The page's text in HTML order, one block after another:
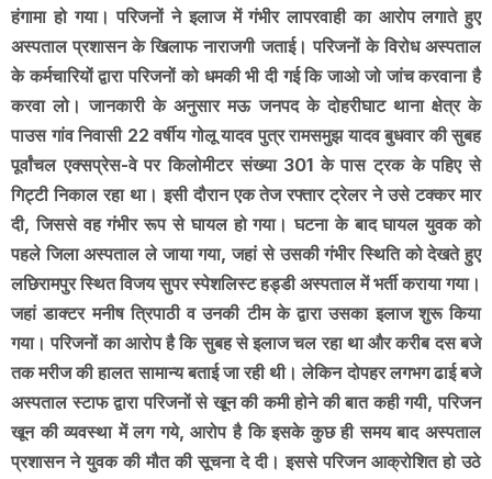
हंगामा हो गया। परिजनों ने इलाज में गंभीर लापरवाही का आरोप लगाते हुए
अस्पताल प्रशासन के खिलाफ नाराजगी जताई। परिजनों के विरोध अस्पताल
के कर्मचारियों द्वारा परिजनों को धमकी भी दी गई कि जाओ जो जांच करवाना है
करवा लो। जानकारी के अनुसार मऊ जनपद के दोहरीघाट थाना क्षेत्र के
पाउस गांव निवासी 22 वर्षीय गोलू यादव पुत्र रामसमुझ यादव बुधवार की सुबह
पूर्वांचल एक्सप्रेस-वे पर किलोमीटर संख्या 301 के पास ट्रक के पहिए से
गिट्टी निकाल रहा था। इसी दौरान एक तेज रफ्तार ट्रेलर ने उसे टक्कर मार
दी, जिससे वह गंभीर रूप से घायल हो गया। घटना के बाद घायल युवक को
पहले जिला अस्पताल ले जाया गया, जहां से उसकी गंभीर स्थिति को देखते हुए
लछिरामपुर स्थित विजय सुपर स्पेशलिस्ट हड्डी अस्पताल में भर्ती कराया गया।
जहां डाक्टर मनीष त्रिपाठी व उनकी टीम के द्वारा उसका इलाज शुरू किया
गया। परिजनों का आरोप है कि सुबह से इलाज चल रहा था और करीब दस बजे
तक मरीज की हालत सामान्य बताई जा रही थी। लेकिन दोपहर लगभग ढाई बजे
अस्पताल स्टाफ द्वारा परिजनों से खून की कमी होने की बात कही गयी, परिजन
खून की व्यवस्था में लग गये, आरोप है कि इसके कुछ ही समय बाद अस्पताल
प्रशासन ने युवक की मौत की सूचना दे दी। इससे परिजन आक्रोशित हो उठे